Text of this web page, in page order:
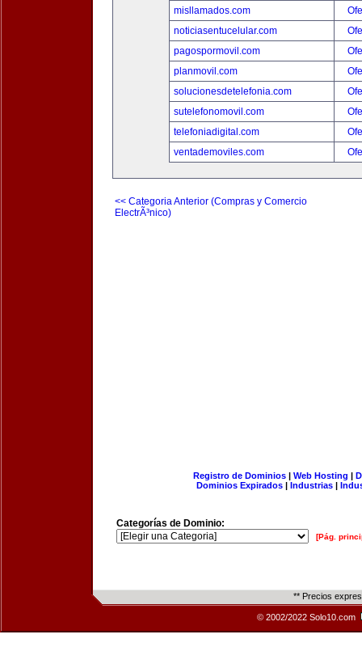
misllamados.com
noticiasentucelular.com
pagospormovil.com
planmovil.com
solucionesdetelefonia.com
sutelefonomovil.com
telefoniadigital.com
ventademoviles.com
<< Categoria Anterior (Compras y Comercio
ElectrÃ³nico)
Registro de Dominios| Web Hosting |
Dominios Expirados | Industrias |
Categorías de Dominio:
[Pág.
** Precios
© 2002/2022 Solo10.com